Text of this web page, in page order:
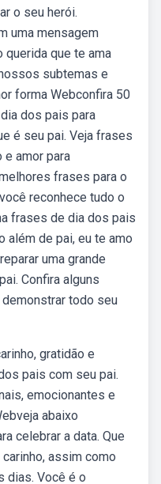
o seu herói.
uma mensagem
que te ama
subtemas e
forma Webconfira 50
dos pais para
é seu pai. Veja frases
e amor para
frases para o
reconhece tudo o
frases de dia dos pais
além de pai, eu te amo
uma grande
Confira alguns
todo seu
gratidão e
pais com seu pai.
emocionantes e
abaixo
celebrar a data. Que
assim como
dias. Você é o